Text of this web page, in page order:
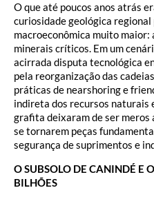
O que até poucos anos atrás
curiosidade geológica
macroeconômica muito
minerais críticos. Em um
acirrada disputa tecnológica
pela reorganização das
práticas de nearshoring e
indireta dos recursos naturais
grafita deixaram de ser meros
se tornarem peças
segurança de suprimentos e
O SUBSOLO DE CANINDÉ E
BILHÕES